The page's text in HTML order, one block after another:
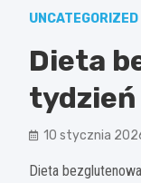
UNCATEGORIZED
Dieta
tydzień
10 stycznia
Dieta